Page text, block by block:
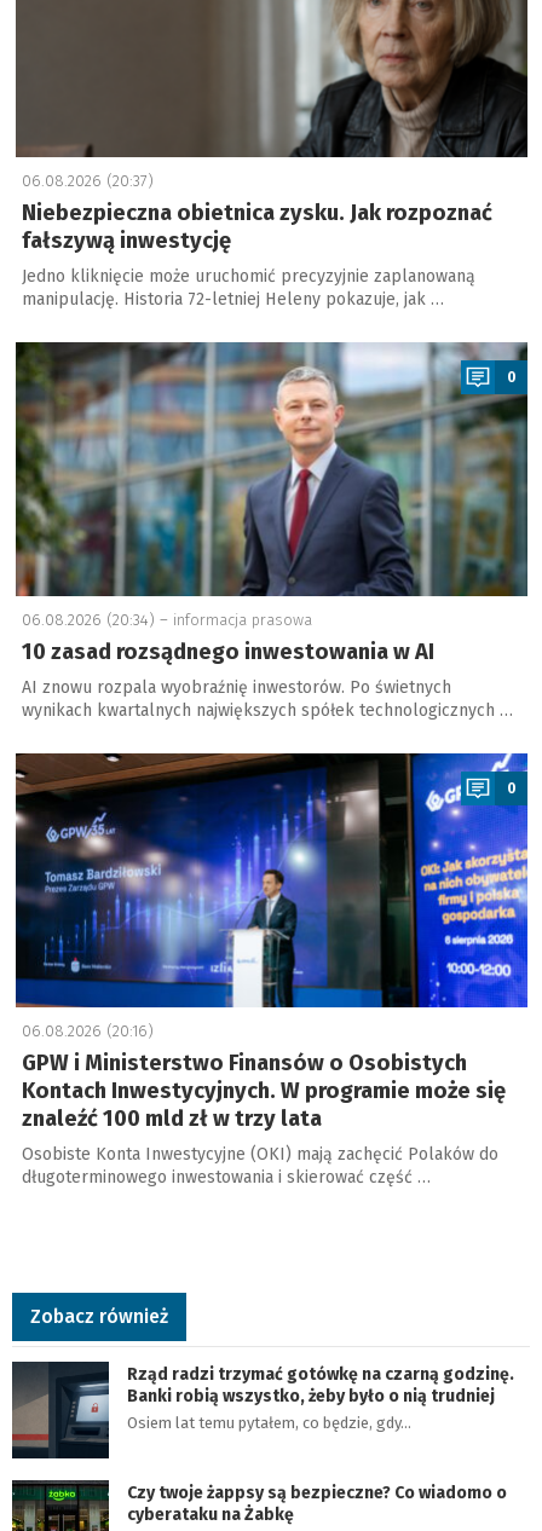
06.08.2026 (20:37)
Niebezpieczna obietnica zysku. Jak rozpoznać
fałszywą inwestycję
Jedno kliknięcie może uruchomić precyzyjnie zaplanowaną
manipulację. Historia 72-letniej Heleny pokazuje, jak …
a
0
06.08.2026 (20:34) – informacja prasowa
10 zasad rozsądnego inwestowania w AI
AI znowu rozpala wyobraźnię inwestorów. Po świetnych
wynikach kwartalnych największych spółek technologicznych …
a
0
06.08.2026 (20:16)
GPW i Ministerstwo Finansów o Osobistych
Kontach Inwestycyjnych. W programie może się
znaleźć 100 mld zł w trzy lata
Osobiste Konta Inwestycyjne (OKI) mają zachęcić Polaków do
długoterminowego inwestowania i skierować część …
Zobacz również
Rząd radzi trzymać gotówkę na czarną godzinę.
Banki robią wszystko, żeby było o nią trudniej
Osiem lat temu pytałem, co będzie, gdy…
Czy twoje żappsy są bezpieczne? Co wiadomo o
cyberataku na Żabkę